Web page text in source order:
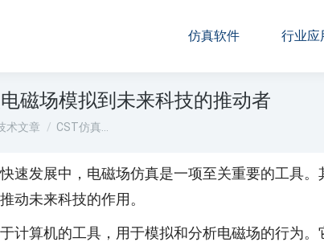
仿真软件 行业应
磁场模拟到未来科技的推动者
术文章 CST仿真…
速发展中，电磁场仿真是一项至关重要的工具
动未来科技的作用。
计算机的工具，用于模拟和分析电磁场的行为